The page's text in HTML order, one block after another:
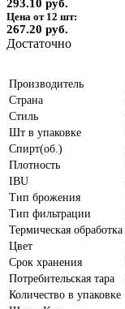
293.10 руб.
Цена от 12 шт:
267.20 руб.
Достаточно
Производитель
Страна
Стиль
Шт в упаковке
Спирт(об.)
Плотность
IBU
Тип брожения
Тип фильтрации
Термическая обработка
Цвет
Срок хранения
Потребительская тара
Количество в упаковке